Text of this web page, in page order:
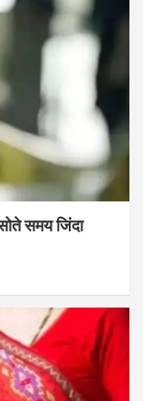
समय जिंदा